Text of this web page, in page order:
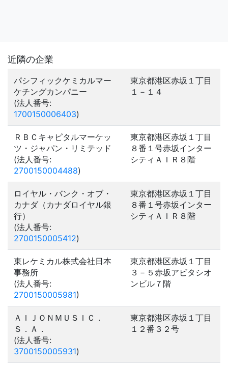
近隣の企業
パシフィックケミカルマー
ケチングカンパニー
(法人番号:
1700150006403)
東京都港区赤坂１丁目
１－１４
ＲＢＣキャピタルマーケッ
ツ・ジャパン・リミテッド
(法人番号:
2700150004488)
東京都港区赤坂１丁目
８番１号赤坂インター
シティＡＩＲ８階
ロイヤル・バンク・オブ・
カナダ（カナダロイヤル銀
行）
(法人番号:
2700150005412)
東京都港区赤坂１丁目
８番１号赤坂インター
シティＡＩＲ８階
東レケミカル株式会社日本
事務所
(法人番号:
2700150005981)
東京都港区赤坂１丁目
３－５赤坂アビタシオ
ンビル７階
ＡＩＪＯＮＭＵＳＩＣ．
Ｓ．Ａ．
(法人番号:
3700150005931)
東京都港区赤坂１丁目
１２番３２号